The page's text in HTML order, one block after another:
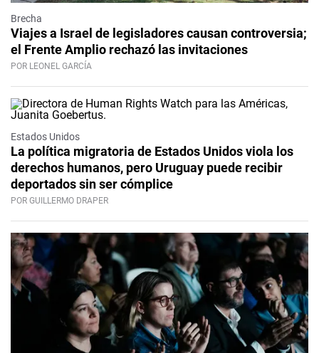
Brecha
Viajes a Israel de legisladores causan controversia;
el Frente Amplio rechazó las invitaciones
POR LEONEL GARCÍA
Estados Unidos
La política migratoria de Estados Unidos viola los
derechos humanos, pero Uruguay puede recibir
deportados sin ser cómplice
POR GUILLERMO DRAPER